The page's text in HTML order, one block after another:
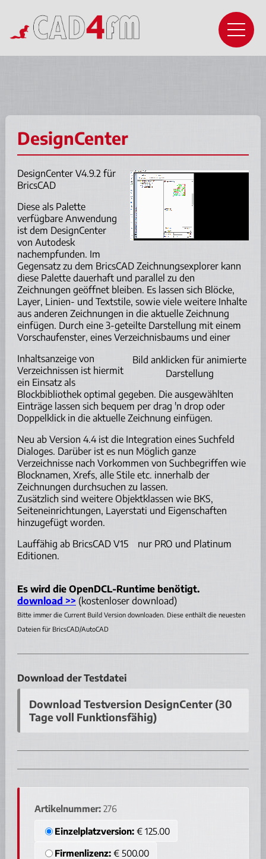
DesignCenter
DesignCenter V4.9.2 für
BricsCAD
Diese als Palette
verfügbare Anwendung
ist dem DesignCenter
von Autodesk
nachempfunden. Im
Gegensatz zu dem BricsCAD Zeichnungsexplorer kann
diese Palette dauerhaft und parallel zu den
Zeichnungen geöffnet bleiben. Es lassen sich Blöcke,
Layer, Linien- und Textstile, sowie viele weitere Inhalte
aus anderen Zeichnungen in die aktuelle Zeichnung
einfügen. Durch eine 3-geteilte Darstellung mit einem
Vorschaufenster, eines Verzeichnisbaums und einer
Bild anklicken für animierte
Darstellung
Inhaltsanzeige von
Verzeichnissen ist hiermit
ein Einsatz als
Blockbibliothek optimal gegeben. Die ausgewählten
Einträge lassen sich bequem per drag 'n drop oder
Doppelklick in die aktuelle Zeichnung einfügen.
Neu ab Version 4.4 ist die Integration eines Suchfeld
Dialoges. Darüber ist es nun Möglich ganze
Verzeichnisse nach Vorkommen von Suchbegriffen wie
Blocknamen, Xrefs, alle Stile etc. innerhalb der
Zeichnungen durchsuchen zu lassen.
Zusätzlich sind weitere Objektklassen wie BKS,
Seiteneinrichtungen, Layerstati und Eigenschaften
hinzugefügt worden.
Lauffähig ab BricsCAD V15 nur PRO und Platinum
Editionen.
Es wird die OpenDCL-Runtime benötigt.
download >> (kostenloser download)
Bitte immer die Current Build Version downloaden. Diese enthält die neuesten
Dateien für BricsCAD/AutoCAD
Download der Testdatei
Download Testversion DesignCenter (30
Tage voll Funktionsfähig)
Artikelnummer:276
Einzelplatzversion:€ 125.00
Firmenlizenz:€ 500.00